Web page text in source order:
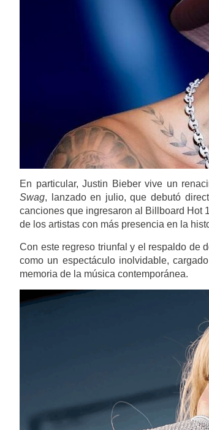
En particular, Justin Bieber vive un
Swag, lanzado en julio, que debutó
canciones que ingresaron al Billboard Hot
de los artistas con más presencia en la
Con este regreso triunfal y el respaldo de
como un espectáculo inolvidable,
memoria de la música contemporánea.